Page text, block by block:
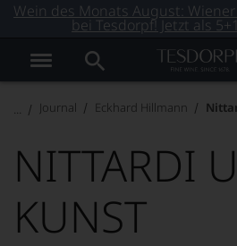
Wein des Monats August:
bei Tesdorpf! Jetzt als
Journal Eckhard Hillmann
NITTARDI
KUNST